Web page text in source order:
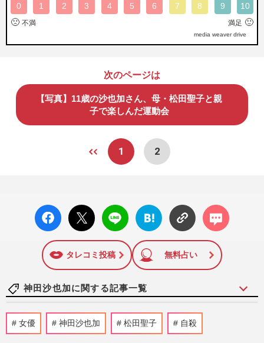
0 1 2 3 4 5 6 7 8 9 10
🙁 不満 満足 🙂
media weaver drive
次のページは
【写真】11歳の沙也加さん、母・松田聖子と親
子で楽しんだ運動会
1 2
facebo
ok い
X ポス
ト
LINE
はてな
ブック
に追加
コメン
ト
タレコミ投稿 無料占い
神田沙也加に関する記事一覧
神田沙也加さんの元恋人・前山剛久、俳
優・ホスト断念で楽曲制作、恋愛ソングの
女優 神田沙也加 松田聖子 自殺